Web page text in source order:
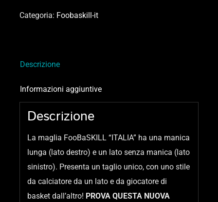
Categoria: Foobaskill-it
Descrizione
Informazioni aggiuntive
Descrizione
La maglia FooBaSKILL “ITALIA” ha una manica
lunga (lato destro) e un lato senza manica (lato
sinistro). Presenta un taglio unico, con uno stile
da calciatore da un lato e da giocatore di
basket dall’altro! PROVA QUESTA NUOVA